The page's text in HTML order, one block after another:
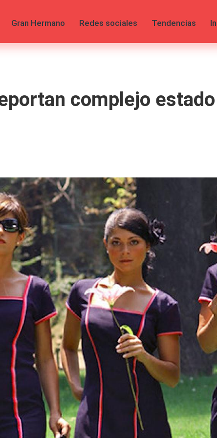
Gran Hermano Redes sociales Tendencias
complejo